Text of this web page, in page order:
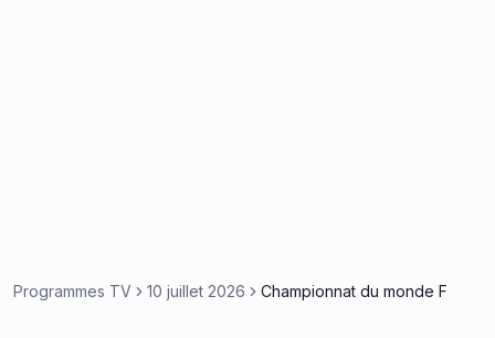
Programmes TV 10 juillet 2026 Championnat du monde F